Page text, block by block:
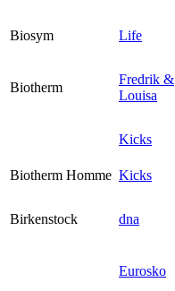
Biosym
Life
Biotherm
Fredrik &
Louisa
Kicks
Biotherm Homme Kicks
Birkenstock dna
Eurosko